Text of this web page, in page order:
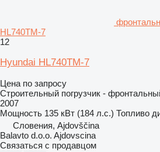
HL740TM-7
12
Hyundai HL740TM-7
Цена по запросу
Строительный погрузчик -
2007
Мощность 135 кВт (184 л.с.) Топливо
Словения, Ajdovščina
Balavto d.o.o. Ajdovscina
Связаться с продавцом